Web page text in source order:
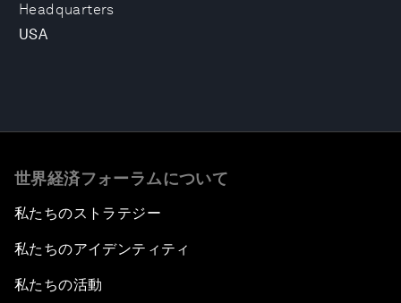
Headquarters
USA
世界経済フォーラムについて
私たちのストラテジー
私たちのアイデンティティ
私たちの活動